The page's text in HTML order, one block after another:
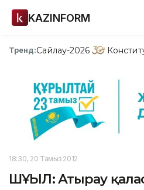
KAZINFORM
Тренд:Сайлау-2026
18:30, 20 Тамыз 2012
ШҰҒЫЛ: Атырау